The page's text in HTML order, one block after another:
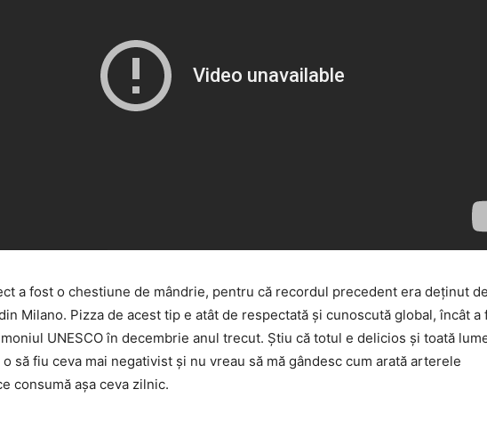
a fost o chestiune de mândrie, pentru că recordul precedent era deţinut de
Milano. Pizza de acest tip e atât de respectată şi cunoscută global, încât a
UNESCO în decembrie anul trecut. Ştiu că totul e delicios şi toată
să fiu ceva mai negativist şi nu vreau să mă gândesc cum arată arterele
consumă aşa ceva zilnic.